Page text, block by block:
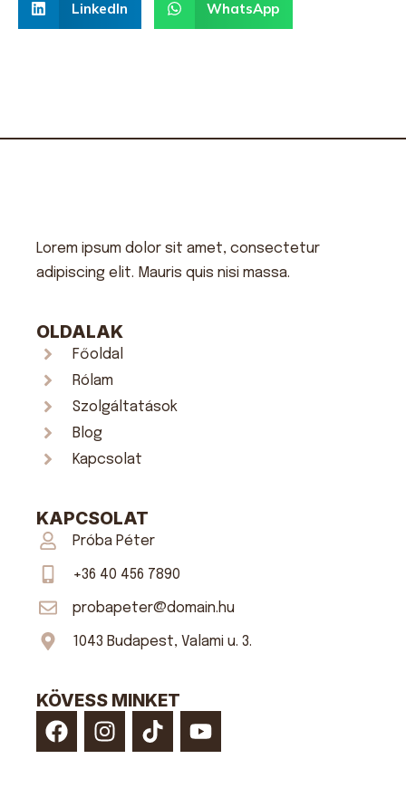
LinkedIn WhatsApp
Lorem ipsum dolor sit amet, consectetur
adipiscing elit. Mauris quis nisi massa.
OLDALAK
Főoldal
Rólam
Szolgáltatások
Blog
Kapcsolat
KAPCSOLAT
Próba Péter
+36 40 456 7890
probapeter@domain.hu
1043 Budapest, Valami u. 3.
KÖVESS MINKET